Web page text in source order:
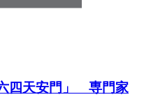
四天安門」 専門家